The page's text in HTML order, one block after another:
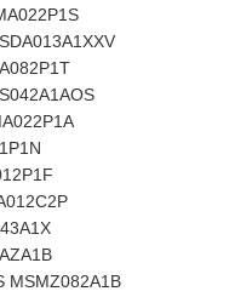
MSMZ082A1B